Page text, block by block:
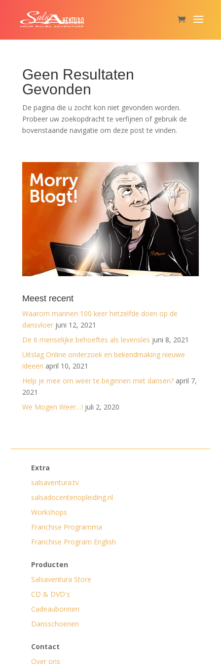
Geen Resultaten
Gevonden
De pagina die u zocht kon niet gevonden worden.
Probeer uw zoekopdracht te verfijnen of gebruik de
bovenstaande navigatie om deze post te vinden.
Meest recent
Waarom mannen 100 keer hetzelfde doen op de
dansvloer juni 12, 2021
De 6 menselijke behoeftes als levensles juni 8, 2021
Uitslag Online onderzoek en bekendmaking nieuwe
ideeën april 10, 2021
Help je mee om weer te beginnen met dansen? april 7,
2021
We Mogen Weer…! juli 2, 2020
Extra
salsaventura.tv
salsadocentenopleiding.nl
Workshops
Franchise Programma
Franchise Program English
Producten
Salsaventura Store
CD & DVD's
Cadeaubonnen
Dansschoenen
Contact
Over ons